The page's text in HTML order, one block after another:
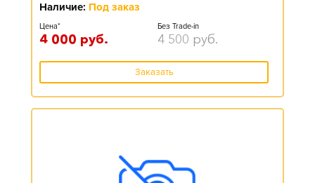
Наличие: Под заказ
Цена*
4 000 руб.
Без Trade-in
4 500 руб.
Заказать